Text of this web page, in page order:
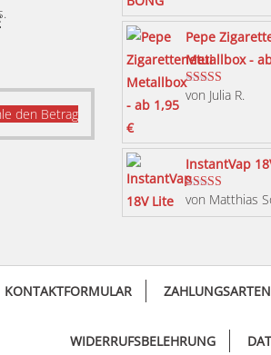
den BetragDieses
Produkt
Varianten
Optionen
können
der
Pepe
Metallbox -
Bewertet mit
von Julia R.
InstantVap
Bewertet mit
von Matthias
KONTAKTFORMULAR ZAHLUNGSARTEN
WIDERRUFSBELEHRUNG